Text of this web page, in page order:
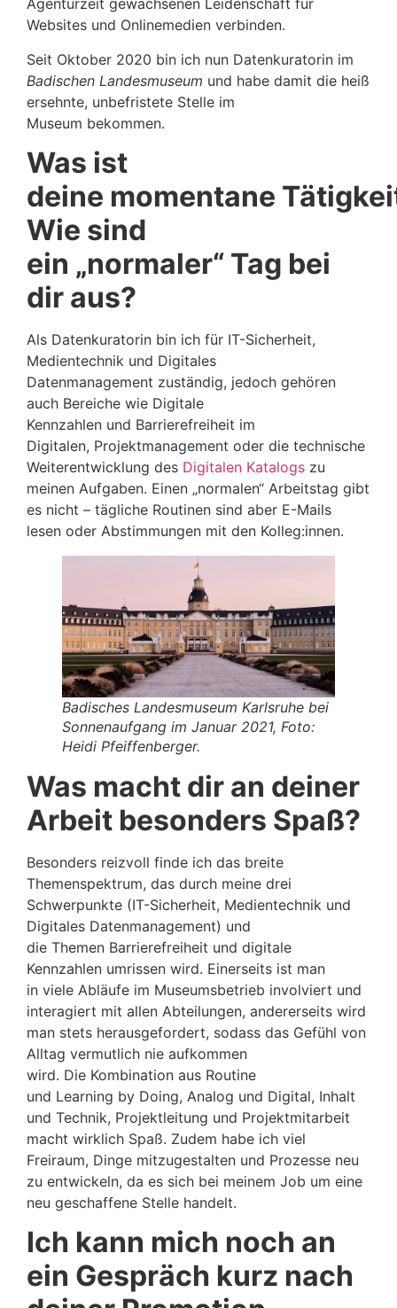
Agenturzeit gewachsenen Leidenschaft für
Websites und Onlinemedien verbinden.
Seit Oktober 2020 bin ich nun Datenkuratorin im
Badischen Landesmuseum und habe damit die heiß
ersehnte, unbefristete Stelle im
Museum bekommen.
Was ist
deine momentane
Wie sind
ein „normaler“ Tag bei
dir aus?
Als Datenkuratorin bin ich für IT-Sicherheit,
Medientechnik und Digitales
Datenmanagement zuständig, jedoch gehören
auch Bereiche wie Digitale
Kennzahlen und Barrierefreiheit im
Digitalen, Projektmanagement oder die technische
Weiterentwicklung des Digitalen Katalogs zu
meinen Aufgaben. Einen „normalen“ Arbeitstag gibt
es nicht – tägliche Routinen sind aber E-Mails
lesen oder Abstimmungen mit den Kolleg:innen.
Badisches Landesmuseum Karlsruhe bei
Sonnenaufgang im Januar 2021, Foto:
Heidi Pfeiffenberger.
Was macht dir an deiner
Arbeit besonders Spaß?
Besonders reizvoll finde ich das breite
Themenspektrum, das durch meine drei
Schwerpunkte (IT-Sicherheit, Medientechnik und
Digitales Datenmanagement) und
die Themen Barrierefreiheit und digitale
Kennzahlen umrissen wird. Einerseits ist man
in viele Abläufe im Museumsbetrieb involviert und
interagiert mit allen Abteilungen, andererseits wird
man stets herausgefordert, sodass das Gefühl von
Alltag vermutlich nie aufkommen
wird. Die Kombination aus Routine
und Learning by Doing, Analog und Digital, Inhalt
und Technik, Projektleitung und Projektmitarbeit
macht wirklich Spaß. Zudem habe ich viel
Freiraum, Dinge mitzugestalten und Prozesse neu
zu entwickeln, da es sich bei meinem Job um eine
neu geschaffene Stelle handelt.
Ich kann mich noch an
ein Gespräch kurz nach